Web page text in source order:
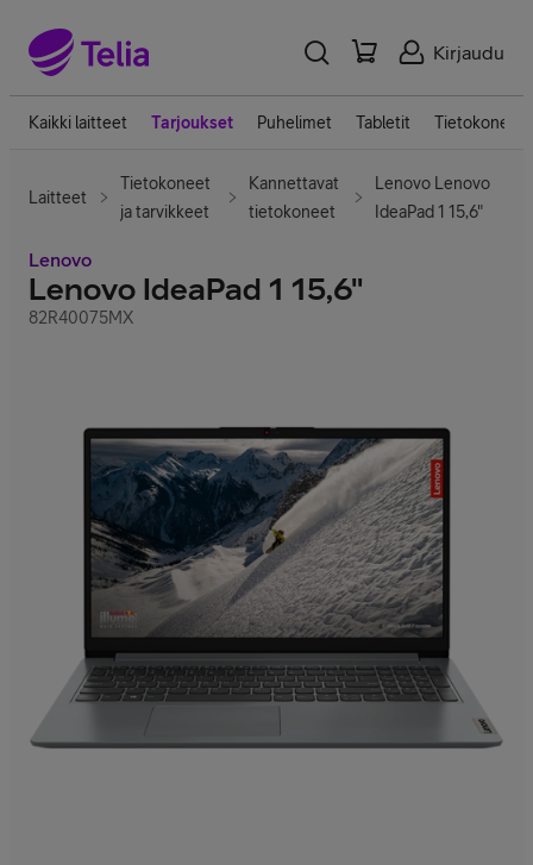
Kirjaudu
Kaikki laitteet Tarjoukset Puhelimet Tabletit Tietokoneet
Laitteet
Tietokoneet
ja tarvikkeet
Kannettavat
tietokoneet
Lenovo Lenovo
IdeaPad 1 15,6"
Lenovo
Lenovo IdeaPad 1 15,6"
82R40075MX